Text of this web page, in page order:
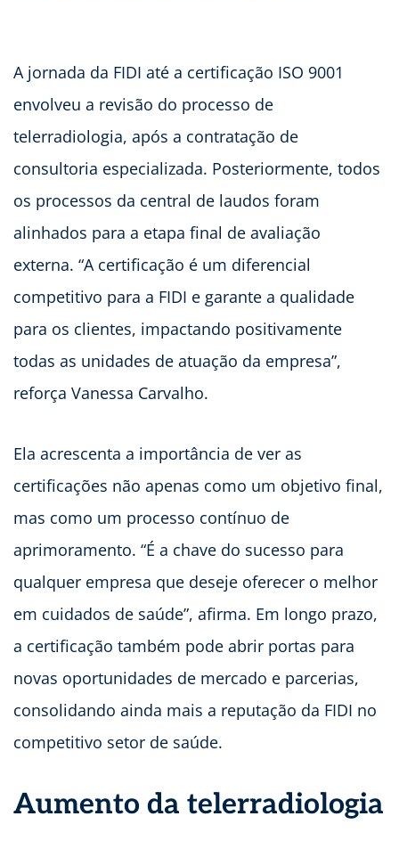
A jornada da FIDI até a certificação ISO 9001
envolveu a revisão do processo de
telerradiologia, após a contratação de
consultoria especializada. Posteriormente, todos
os processos da central de laudos foram
alinhados para a etapa final de avaliação
externa. “A certificação é um diferencial
competitivo para a FIDI e garante a qualidade
para os clientes, impactando positivamente
todas as unidades de atuação da empresa”,
reforça Vanessa Carvalho.
Ela acrescenta a importância de ver as
certificações não apenas como um objetivo final,
mas como um processo contínuo de
aprimoramento. “É a chave do sucesso para
qualquer empresa que deseje oferecer o melhor
em cuidados de saúde”, afirma. Em longo prazo,
a certificação também pode abrir portas para
novas oportunidades de mercado e parcerias,
consolidando ainda mais a reputação da FIDI no
competitivo setor de saúde.
Aumento da telerradiologia